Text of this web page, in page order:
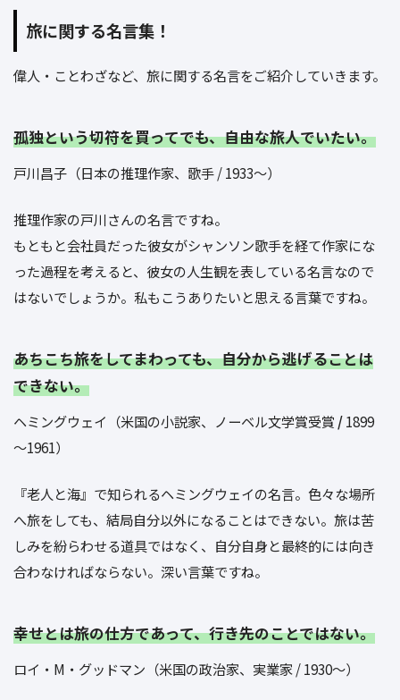
旅に関する名言集！
偉人・ことわざなど、旅に関する名言をご紹介していきます。
孤独という切符を買ってでも、自由な旅人でいたい。
戸川昌子（日本の推理作家、歌手 / 1933～）
推理作家の戸川さんの名言ですね。
もともと会社員だった彼女がシャンソン歌手を経て作家にな
った過程を考えると、彼女の人生観を表している名言なので
はないでしょうか。私もこうありたいと思える言葉ですね。
あちこち旅をしてまわっても、自分から逃げることは
できない。
ヘミングウェイ（米国の小説家、ノーベル文学賞受賞 /1899
～1961）
『老人と海』で知られるヘミングウェイの名言。色々な場所
へ旅をしても、結局自分以外になることはできない。旅は苦
しみを紛らわせる道具ではなく、自分自身と最終的には向き
合わなければならない。深い言葉ですね。
幸せとは旅の仕方であって、行き先のことではない。
ロイ・M・グッドマン（米国の政治家、実業家 / 1930～）